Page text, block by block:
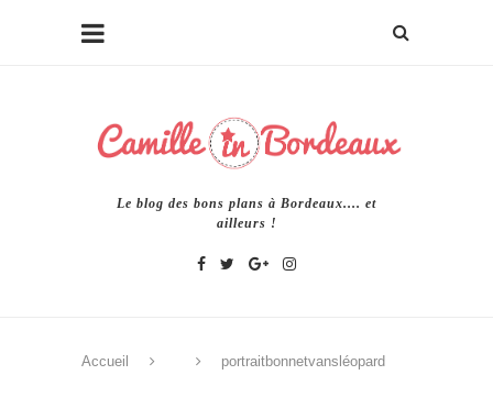
Le blog des bons plans à Bordeaux.... et
ailleurs !
Accueil portraitbonnetvansléopard